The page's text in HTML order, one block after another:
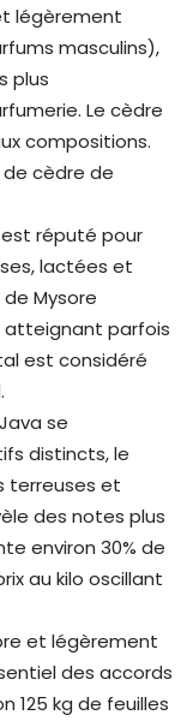
légèrement
masculins),
plus
Le cèdre
compositions.
de cèdre de
est réputé pour
lactées et
Mysore
atteignant parfois
est considéré
se
distincts, le
terreuses et
des notes plus
environ 30% de
au kilo oscillant
et légèrement
des accords
125 kg de feuilles